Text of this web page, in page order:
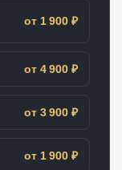
от 1 900 ₽
от 4 900 ₽
от 3 900 ₽
от 1 900 ₽